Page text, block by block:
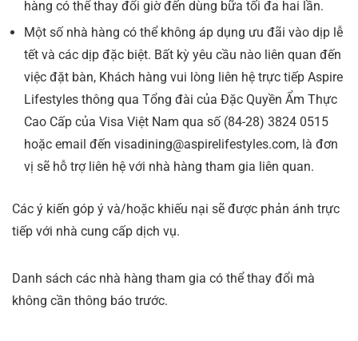
hàng có thể thay đổi giờ đến dùng bữa tối đa hai lần.
Một số nhà hàng có thể không áp dụng ưu đãi vào dịp lễ
tết và các dịp đặc biệt. Bất kỳ yêu cầu nào liên quan đến
việc đặt bàn, Khách hàng vui lòng liên hệ trực tiếp Aspire
Lifestyles thông qua Tổng đài của Đặc Quyền Ẩm Thực
Cao Cấp của Visa Việt Nam qua số (84-28) 3824 0515
hoặc email đến visadining@aspirelifestyles.com, là đơn
vị sẽ hỗ trợ liên hệ với nhà hàng tham gia liên quan.
Các ý kiến góp ý và/hoặc khiếu nại sẽ được phản ánh trực
tiếp với nhà cung cấp dịch vụ.
Danh sách các nhà hàng tham gia có thể thay đổi mà
không cần thông báo trước.